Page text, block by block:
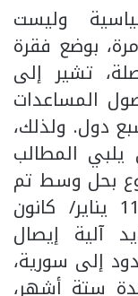
وليست
بوضع فقرة
تشير إلى
المساعدات
دول. ولذلك،
المطالب
بحل وسط تم
تبنيه ضمن القرار 2504 في 11 يناير/ كانون
آلية إيصال
إلى سورية،
ستة أشهر،